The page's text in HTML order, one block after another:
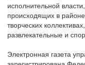
исполнительной
происходящих в
творческих
развлекательные и
Электронная газета